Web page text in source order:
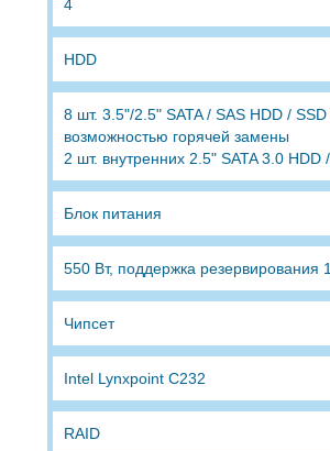
4
HDD
8 шт. 3.5"/2.5" SATA / SAS HDD / SSD
возможностью горячей замены
2 шт. внутренних 2.5" SATA 3.0 HDD
Блок питания
550 Вт, поддержка резервирования
Чипсет
Intel Lynxpoint C232
RAID